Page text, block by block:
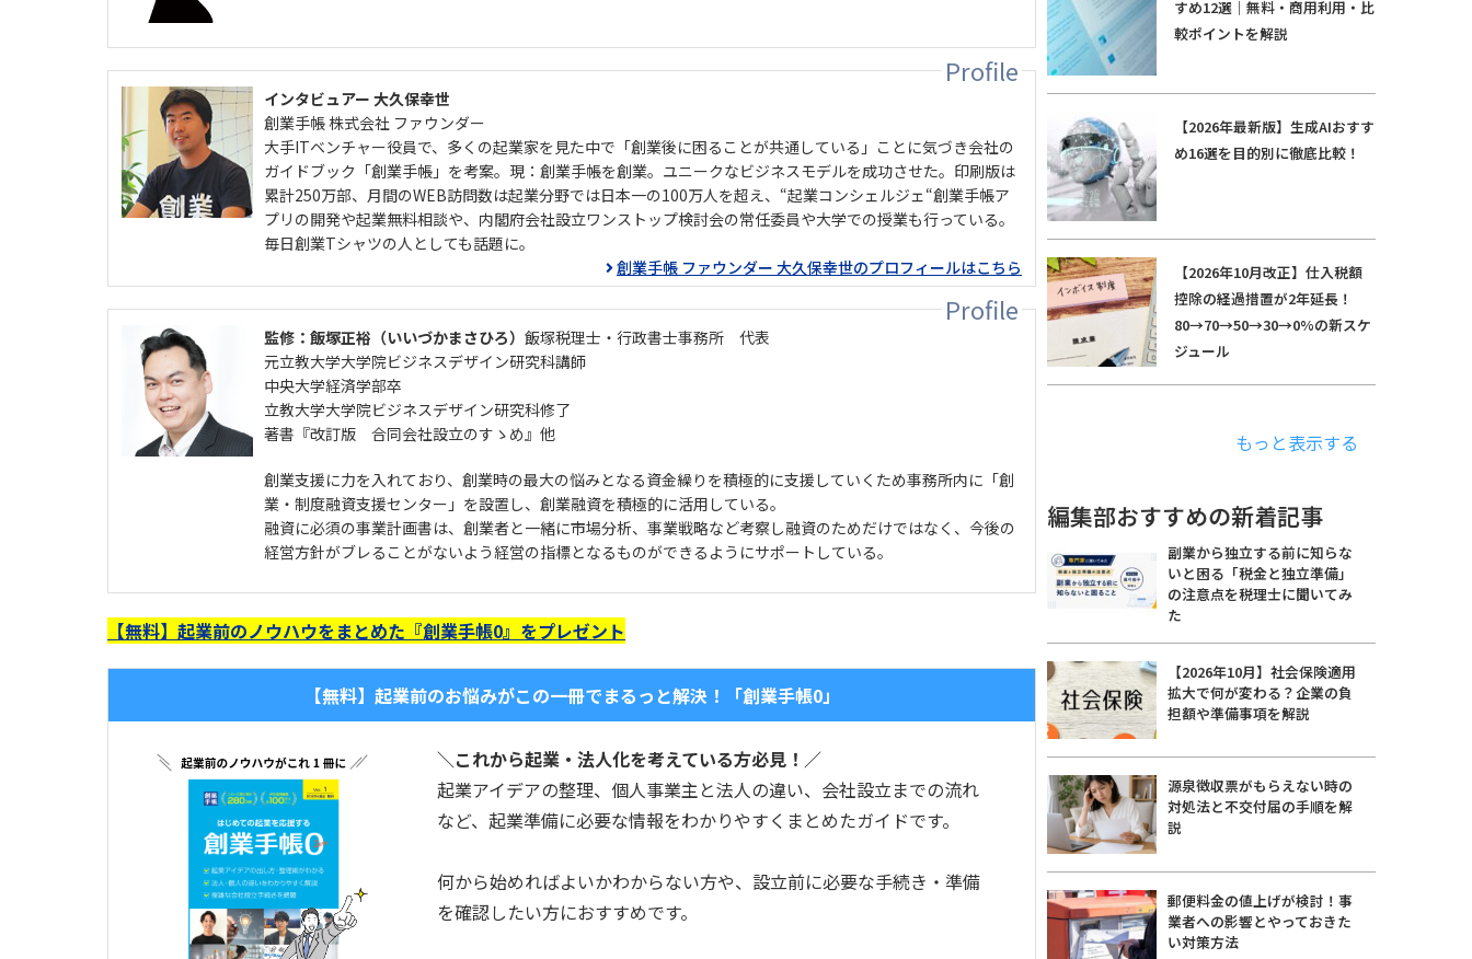
インタビュアー 大久保幸世
創業手帳 株式会社 ファウンダー
大手ITベンチャー役員で、多くの起業家を見た中で「創業後に困ることが共通している」ことに気づき会社の
ガイドブック「創業手帳」を考案。現：創業手帳を創業。ユニークなビジネスモデルを成功させた。印刷版は
累計250万部、月間のWEB訪問数は起業分野では日本一の100万人を超え、“起業コンシェルジェ“創業手帳ア
プリの開発や起業無料相談や、内閣府会社設立ワンストップ検討会の常任委員や大学での授業も行っている。
毎日創業Tシャツの人としても話題に。
創業手帳 ファウンダー 大久保幸世のプロフィールはこちら
監修：飯塚正裕（いいづかまさひろ） 飯塚税理士・行政書士事務所 代表
元立教大学大学院ビジネスデザイン研究科講師
中央大学経済学部卒
立教大学大学院ビジネスデザイン研究科修了
著書『改訂版 合同会社設立のすゝめ』他
創業支援に力を入れており、創業時の最大の悩みとなる資金繰りを積極的に支援していくため事務所内に「創
業・制度融資支援センター」を設置し、創業融資を積極的に活用している。
融資に必須の事業計画書は、創業者と一緒に市場分析、事業戦略など考察し融資のためだけではなく、今後の
経営方針がブレることがないよう経営の指標となるものができるようにサポートしている。
【無料】起業前のノウハウをまとめた『創業手帳0』をプレゼント
【無料】起業前のお悩みがこの一冊でまるっと解決！「創業手帳0」
＼これから起業・法人化を考えている方必見！／
起業アイデアの整理、個人事業主と法人の違い、会社設立までの流れ
など、起業準備に必要な情報をわかりやすくまとめたガイドです。
何から始めればよいかわからない方や、設立前に必要な手続き・準備
を確認したい方におすすめです。
すめ12選｜無料・商用利用・比
較ポイントを解説
【2026年最新版】生成AIおすす
め16選を目的別に徹底比較！
【2026年10月改正】仕入税額
控除の経過措置が2年延長！
80→70→50→30→0%の新スケ
ジュール
もっと表示する
編集部おすすめの新着記事
副業から独立する前に知らな
いと困る「税金と独立準備」
の注意点を税理士に聞いてみ
た
【2026年10月】社会保険適用
拡大で何が変わる？企業の負
担額や準備事項を解説
源泉徴収票がもらえない時の
対処法と不交付届の手順を解
説
郵便料金の値上げが検討！事
業者への影響とやっておきた
い対策方法